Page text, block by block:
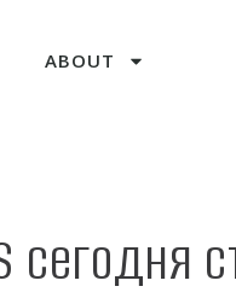
ABOUT
сегодня